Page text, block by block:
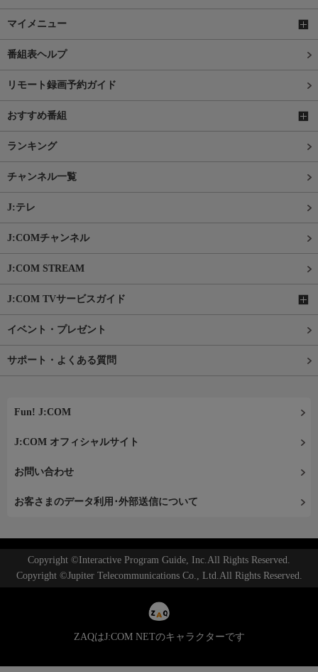
マイメニュー
番組表ヘルプ
リモート録画予約ガイド
おすすめ番組
ランキング
チャンネル一覧
J:テレ
J:COMチャンネル
J:COM STREAM
J:COM TVサービスガイド
イベント・プレゼント
サポート・よくある質問
Fun! J:COM
J:COM オフィシャルサイト
お問い合わせ
お客さまのデータ利用･外部送信について
Copyright ©Interactive Program Guide, Inc.All Rights Reserved.
Copyright ©Jupiter Telecommunications Co., Ltd.All Rights Reserved.
ZAQはJ:COM NETのキャラクターです